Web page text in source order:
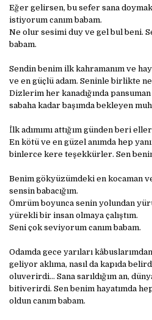
Eğer gelirsen, bu sefer sana
istiyorum canım babam.
Ne olur sesimi duy ve gel bul beni.
babam.
Sendin benim ilk kahramanım ve
ve en güçlü adam. Seninle birlikte
Dizlerim her kanadığında
sabaha kadar başımda bekleyen
İlk adımımı attığım günden beri
En kötü ve en güzel anımda hep
binlerce kere teşekkürler. Sen
Benim gökyüzümdeki en kocaman
sensin babacığım.
Ömrüm boyunca senin yolundan
yürekli bir insan olmaya çalıştım.
Seni çok seviyorum canım babam.
Odamda gece yarıları
geliyor aklıma, nasıl da kapıda
oluverirdi… Sana sarıldığım an,
bitiverirdi. Sen benim hayatımda
oldun canım babam.